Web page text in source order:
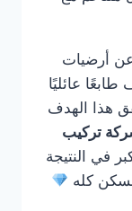
أرضيات
عائليًا
هذا الهدف
تركيب
في النتيجة
كله